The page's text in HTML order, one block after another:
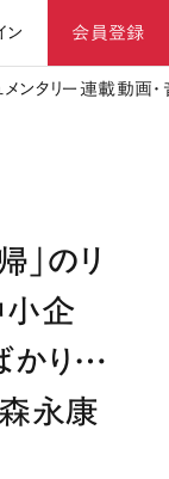
ン 会員登録
メンタリー 連載動画
」のリ
小企
かり…
永康